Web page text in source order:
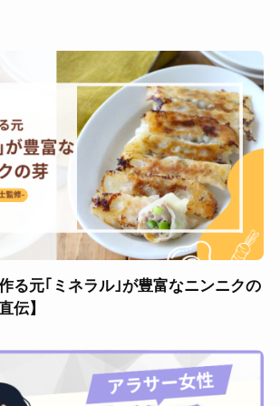
る元｢ミネラル｣が豊富なニンニクの
伝】